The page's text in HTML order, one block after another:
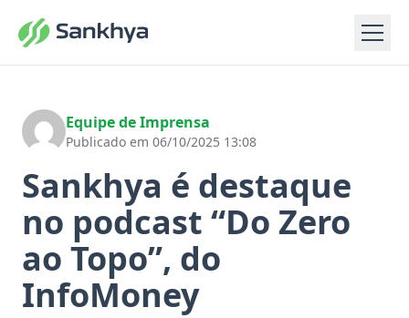
Equipe de Imprensa
Publicado em 06/10/2025 13:08
Sankhya é destaque
no podcast “Do Zero
ao Topo”, do
InfoMoney